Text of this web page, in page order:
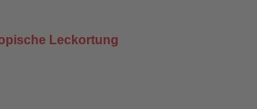
Leckortung